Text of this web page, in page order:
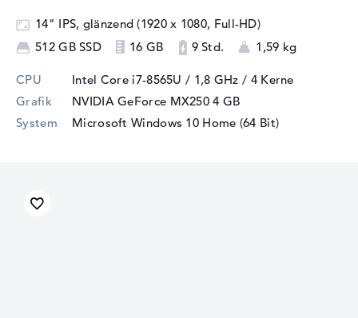
14" IPS, glänzend (1920 x 1080, Full-HD)
512 GB SSD
16 GB 9 Std. 1,59 kg
CPU Intel Core i7-8565U / 1,8 GHz / 4 Kerne
Grafik
NVIDIA GeForce MX250 4 GB
System
Microsoft Windows 10 Home (64 Bit)